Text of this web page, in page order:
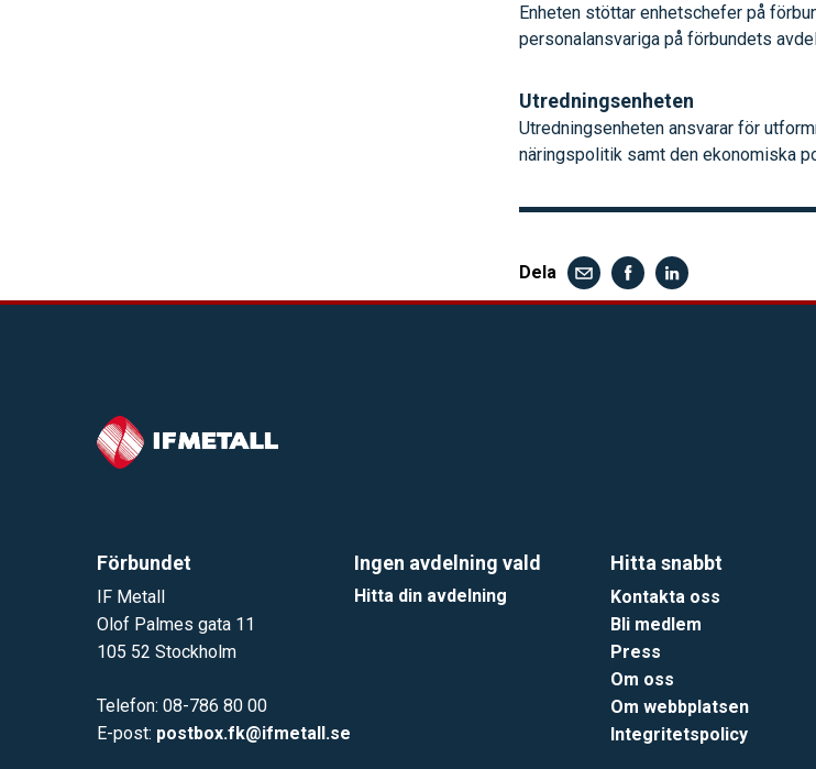
Enheten stöttar enhetschefer på
personalansvariga på förbundets
Utredningsenheten
Utredningsenheten ansvarar för
näringspolitik samt den ekonomiska
Dela
Förbundet
IF Metall
Olof Palmes gata 11
105 52 Stockholm
Telefon: 08-786 80 00
E-post: postbox.fk@ifmetall.se
Ingen avdelning vald
Hitta din avdelning
Hitta snabbt
Kontakta oss
Bli medlem
Press
Om oss
Om webbplatsen
Integritetspolicy